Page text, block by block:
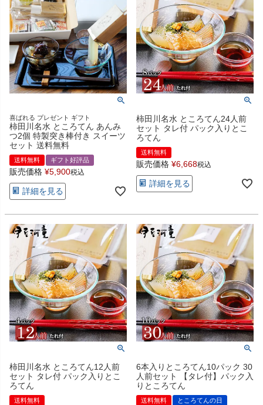
喜ばれる プレゼント ギフト
柿田川名水 ところてん あんみ
つ2個 特製突き棒付き スイーツ
セット 送料無料
送料無料 ギフト好評品
販売価格 ¥5,900税込
詳細を見る
柿田川名水 ところてん24人前
セット タレ付 パック入りとこ
ろてん
送料無料
販売価格 ¥6,668税込
詳細を見る
柿田川名水 ところてん12人前
セット タレ付 パック入りとこ
ろてん
送料無料
6本入りところてん10パック 30
人前セット 【タレ付】パック入
りところてん
送料無料 ところてんの日